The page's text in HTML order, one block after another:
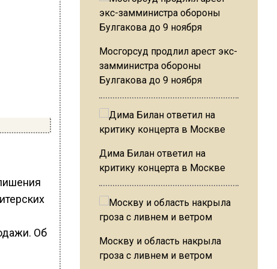
Об
Мосгорсуд продлил арест экс-
замминистра обороны
Булгакова до 9 ноября
Дима Билан ответил на
критику концерта в Москве
Москву и область накрыла
гроза с ливнем и ветром